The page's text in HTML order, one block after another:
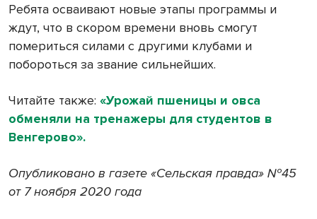
Ребята осваивают новые этапы программы и
ждут, что в скором времени вновь смогут
помериться силами с другими клубами и
побороться за звание сильнейших.
Читайте также: «Урожай пшеницы и овса
обменяли на тренажеры для студентов в
Венгерово».
Опубликовано в газете «Сельская правда» №45
от 7 ноября 2020 года